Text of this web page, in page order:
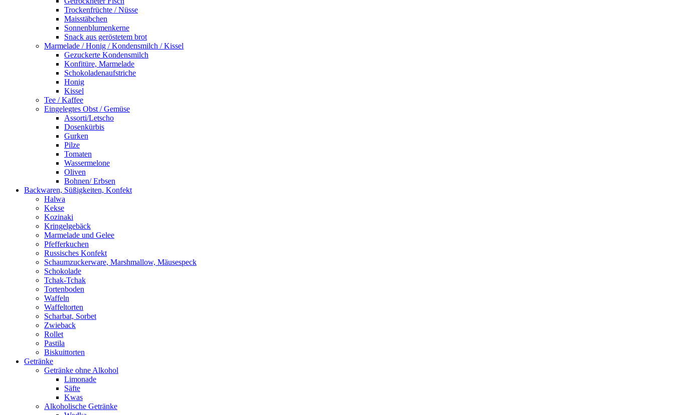
Trockenfrüchte / Nüsse
Maisstäbchen
Sonnenblumenkerne
Snack aus geröstetem brot
Marmelade / Honig / Kondensmilch / Kissel
Gezuckerte Kondensmilch
Konfitüre, Marmelade
Schokoladenaufstriche
Honig
Kissel
Tee / Kaffee
Eingelegtes Obst / Gemüse
Assorti/Letscho
Dosenkürbis
Gurken
Pilze
Tomaten
Wassermelone
Oliven
Bohnen/ Erbsen
Backwaren, Süßigkeiten, Konfekt
Halwa
Kekse
Kozinaki
Kringelgebäck
Marmelade und Gelee
Pfefferkuchen
Russisches Konfekt
Schaumzuckerware, Marshmallow, Mäusespeck
Schokolade
Tchak-Tchak
Tortenboden
Waffeln
Waffeltorten
Scharbat, Sorbet
Zwieback
Rollet
Pastila
Biskuittorten
Getränke
Getränke ohne Alkohol
Limonade
Säfte
Kwas
Alkoholische Getränke